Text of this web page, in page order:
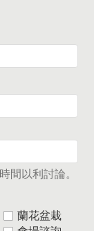
間以利討論。
蘭花盆栽